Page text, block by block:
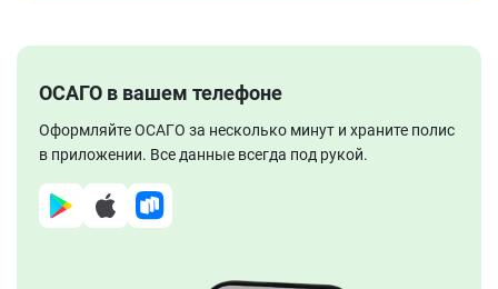
ОСАГО в вашем телефоне
Оформляйте ОСАГО за несколько минут и храните полис
в приложении. Все данные всегда под рукой.